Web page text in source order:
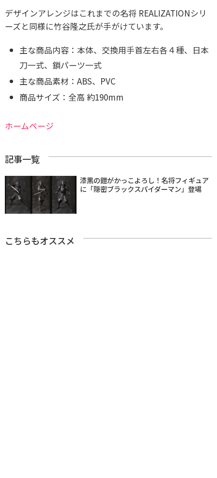
デザインアレンジはこれまでの名将 REALIZATIONシリ
ーズと同様に竹谷隆之氏が手がけています。
主な商品内容： 本体、 交換用手首左右各４種、 日本
刀一式、 鎖パーツ一式
主な商品素材：ABS、PVC
商品サイズ： 全高 約190mm
ホームページ
記事一覧
漆黒の鎧がかっこよろし！名将フィギュア
に「隠密ブラックスパイダーマン」登場
こちらもオススメ